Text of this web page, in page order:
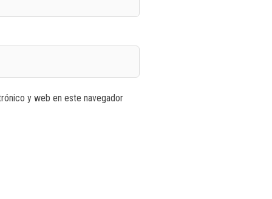
y web en este navegador